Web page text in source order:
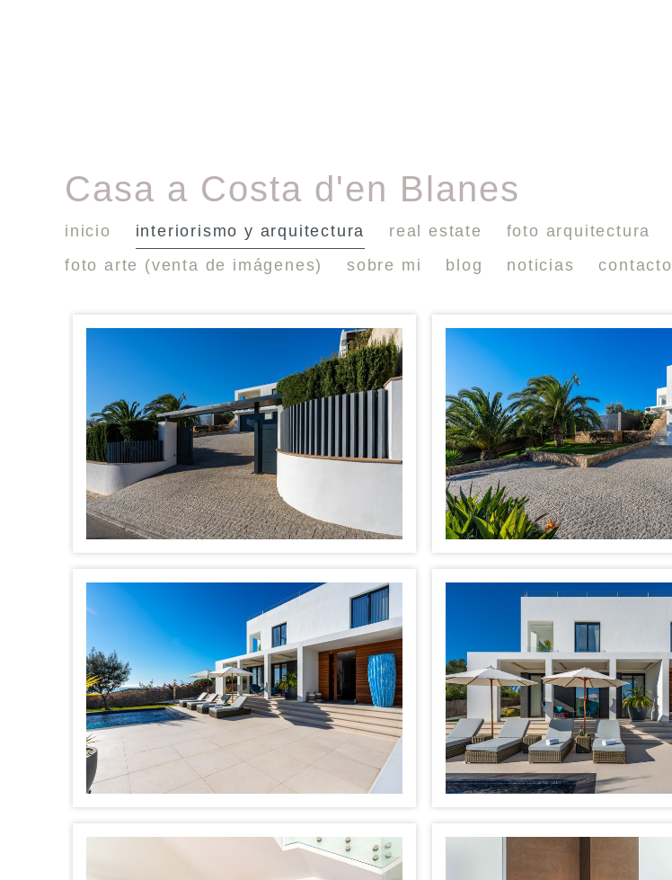
Casa a Costa d'en Blanes
inicio interiorismo y arquitectura real estate foto arquitectura
foto arte (venta de imágenes)
sobre mi blog noticias contacto